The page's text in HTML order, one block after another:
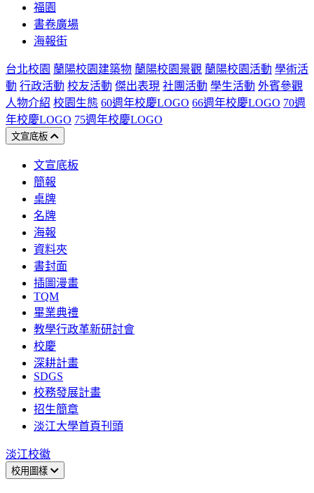
福園
書卷廣場
海報街
台北校園 蘭陽校園建築物 蘭陽校園景觀 蘭陽校園活動 學術活
動 行政活動 校友活動 傑出表現 社團活動 學生活動 外賓參觀
人物介紹 校園生態 60週年校慶LOGO 66週年校慶LOGO 70週
年校慶LOGO 75週年校慶LOGO
文宣底板
文宣底板
簡報
桌牌
名牌
海報
資料夾
書封面
插圖漫畫
TQM
畢業典禮
教學行政革新研討會
校慶
深耕計畫
SDGS
校務發展計畫
招生簡章
淡江大學首頁刊頭
淡江校徽
校用圖樣